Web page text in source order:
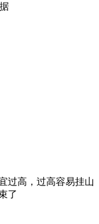
过高，过高容易挂山
了